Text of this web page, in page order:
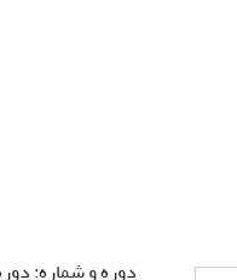
دوره و شماره:دوره 25، شماره 94، تابستان